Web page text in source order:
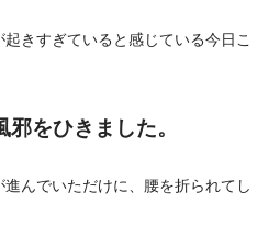
きすぎていると感じている今日こ
邪をひきました。
んでいただけに、腰を折られてし